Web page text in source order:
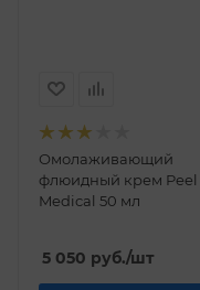
Омолаживающий
флюидный крем Peel
Medical 50 мл
5 050 руб./шт